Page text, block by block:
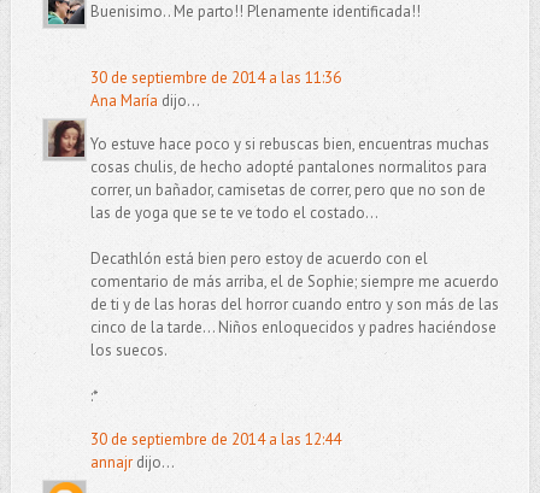
Buenisimo.. Me parto!! Plenamente identificada!!
30 de septiembre de 2014 a las 11:36
Ana María dijo...
Yo estuve hace poco y si rebuscas bien, encuentras muchas
cosas chulis, de hecho adopté pantalones normalitos para
correr, un bañador, camisetas de correr, pero que no son de
las de yoga que se te ve todo el costado...
Decathlón está bien pero estoy de acuerdo con el
comentario de más arriba, el de Sophie; siempre me acuerdo
de ti y de las horas del horror cuando entro y son más de las
cinco de la tarde... Niños enloquecidos y padres haciéndose
los suecos.
:*
30 de septiembre de 2014 a las 12:44
annajrdijo...